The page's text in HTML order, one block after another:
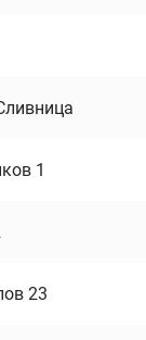
1
23